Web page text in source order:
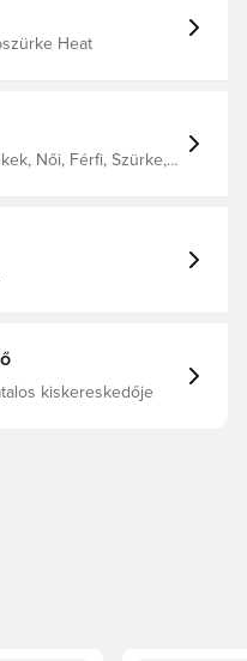
Heat
Női, Férfi, Szürke,
kiskereskedője